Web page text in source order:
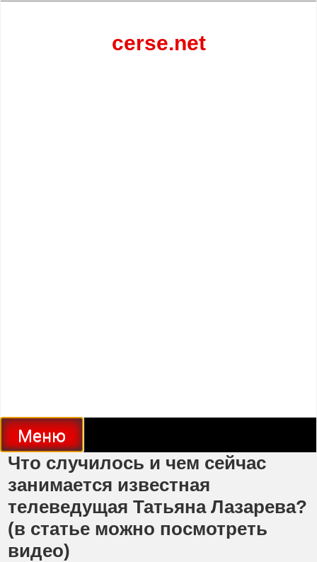
cerse.net
Меню
Что случилось и чем сейчас
занимается известная
телеведущая Татьяна Лазарева?
(в статье можно посмотреть
видео)